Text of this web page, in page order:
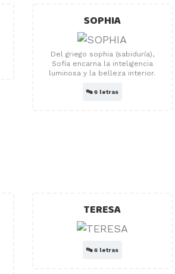
SOPHIA
Del griego sophia (sabiduría),
Sofía encarna la inteligencia
luminosa y la belleza interior.
🔤6 letras
TERESA
🔤6 letras